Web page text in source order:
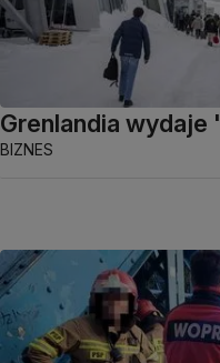
Grenlandia
BIZNES